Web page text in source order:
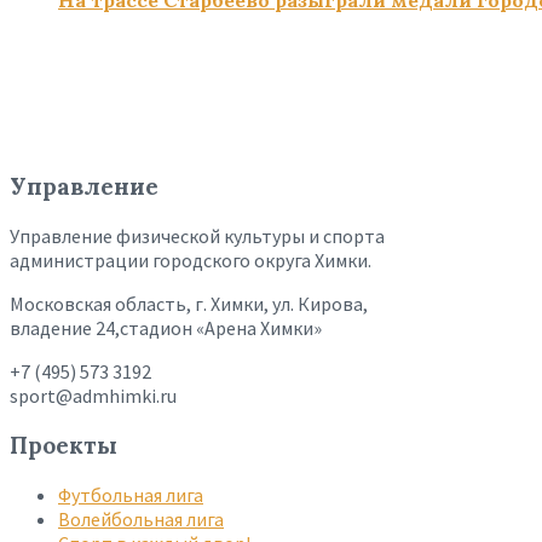
Управление
Управление физической культуры и спорта
администрации городского округа Химки.
Московская область, г. Химки, ул. Кирова,
владение 24,стадион «Арена Химки»
+7 (495) 573 3192
sport@admhimki.ru
Проекты
Футбольная лига
Волейбольная лига